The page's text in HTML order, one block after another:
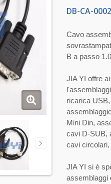
DB-CA-0002
Cavo
B a passo
JIA YI offre
ricarica
Mini Din,
cavi D-SUB,
cavi
JIA YI si è
assemblaggi